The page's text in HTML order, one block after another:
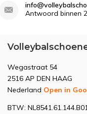
Antwoord binnen
Wegastraat 54
2516 AP DEN HAAG
Nederland Open in
BTW: